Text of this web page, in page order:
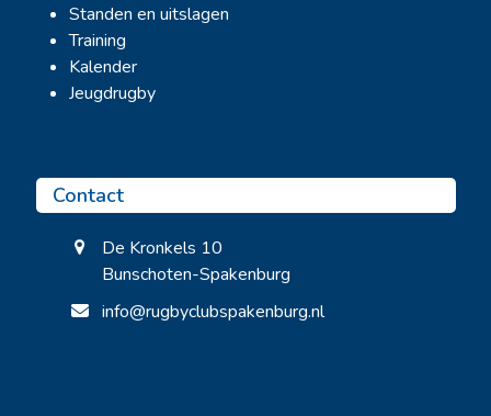
Standen en uitslagen
Training
Kalender
Jeugdrugby
Contact
De Kronkels 10
Bunschoten-Spakenburg
info@rugbyclubspakenburg.nl